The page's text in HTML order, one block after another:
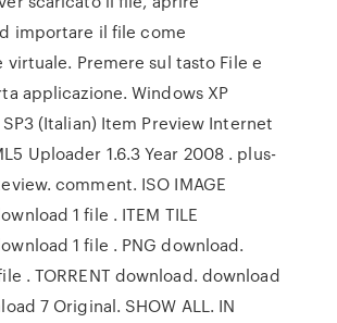
importare il file come
virtuale. Premere sul tasto File e
applicazione. Windows XP
(Italian) Item Preview Internet
Uploader 1.6.3 Year 2008 . plus-
comment. ISO IMAGE
1 file . ITEM TILE
1 file . PNG download.
. TORRENT download. download
7 Original. SHOW ALL. IN